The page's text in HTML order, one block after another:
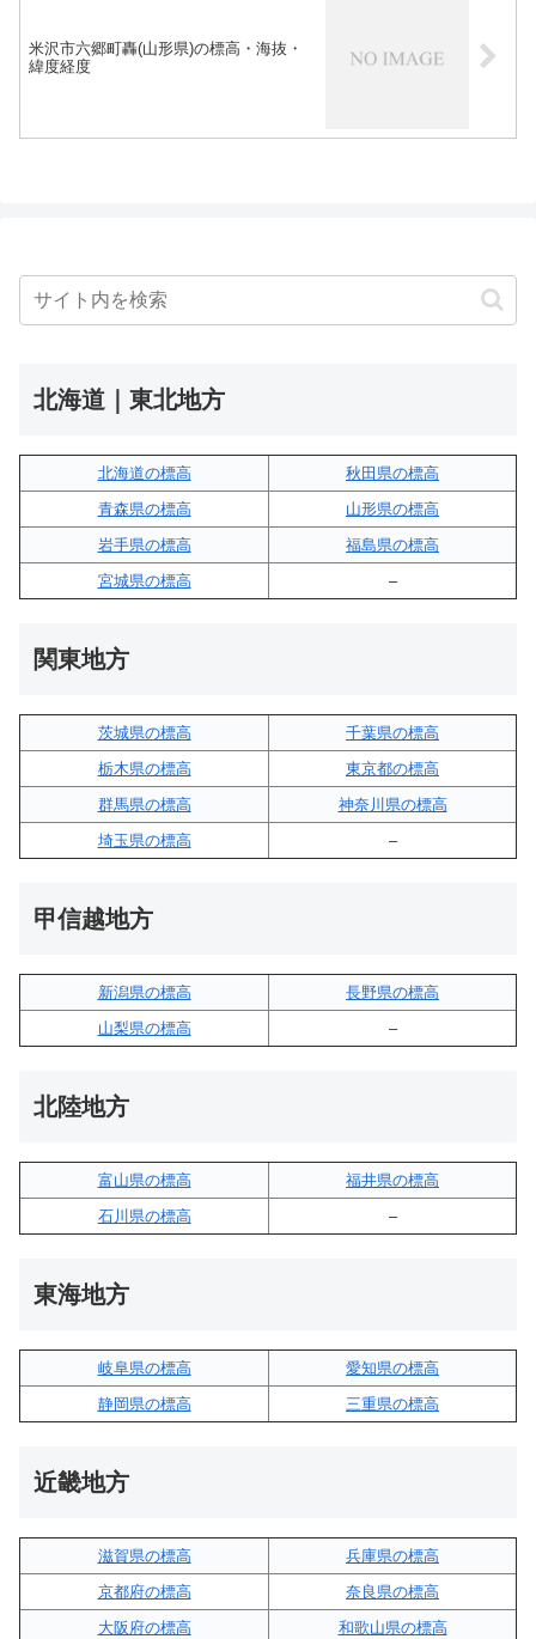
米沢市六郷町轟(山形県)の標高・海抜・
緯度経度
北海道｜東北地方
北海道の標高
秋田県の標高
青森県の標高
山形県の標高
岩手県の標高
福島県の標高
宮城県の標高
–
関東地方
茨城県の標高
千葉県の標高
栃木県の標高
東京都の標高
群馬県の標高
神奈川県の標高
埼玉県の標高
–
甲信越地方
新潟県の標高
長野県の標高
山梨県の標高
–
北陸地方
富山県の標高
福井県の標高
石川県の標高
–
東海地方
岐阜県の標高
愛知県の標高
静岡県の標高
三重県の標高
近畿地方
滋賀県の標高
兵庫県の標高
京都府の標高
奈良県の標高
大阪府の標高
和歌山県の標高